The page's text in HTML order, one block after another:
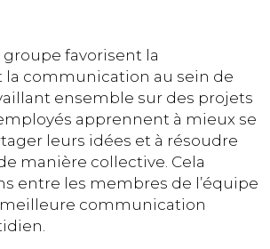
groupe favorisent la
la communication au sein de
ensemble sur des projets
apprennent à mieux se
leurs idées et à résoudre
manière collective. Cela
entre les membres de l’équipe
communication